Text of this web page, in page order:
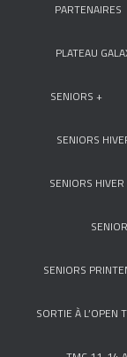
PARTENAIRES
PLATEAU
SENIORS +
SENIORS
SENIORS HIVER
SENIORS
SORTIE À L’OPEN